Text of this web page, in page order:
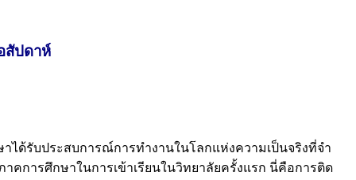
สัปดาห์
ได้รับประสบการณ์การทํางานในโลกแห่งความเป็นจริงที่จํา
การศึกษาในการเข้าเรียนในวิทยาลัยครั้งแรก นี่คือการติด